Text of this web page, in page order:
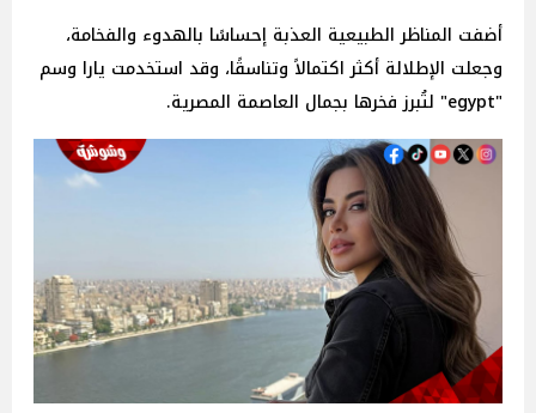
أضفت المناظر الطبيعية العذبة إحساسًا بالهدوء والفخامة،
وجعلت الإطلالة أكثر اكتمالاً وتناسقًا، وقد استخدمت يارا وسم
"egypt" لتُبرز فخرها بجمال العاصمة المصرية.